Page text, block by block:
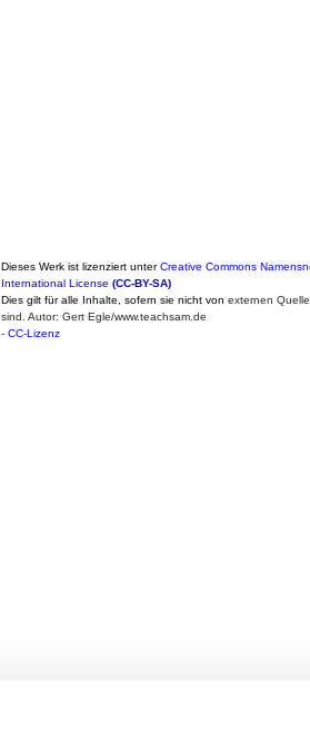
Dieses Werk ist lizenziert unterCreative Commons
International License (CC-BY-SA)
Dies gilt für alle Inhalte, sofern sie nicht von externen
sind. Autor: Gert Egle/www.teachsam.de
- CC-Lizenz